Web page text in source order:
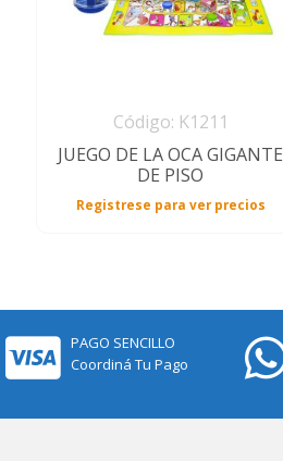
Código: K1211
JUEGO DE LA OCA GIGANTE
DE PISO
Registrese para ver precios
PAGO SENCILLO
Coordiná Tu Pago